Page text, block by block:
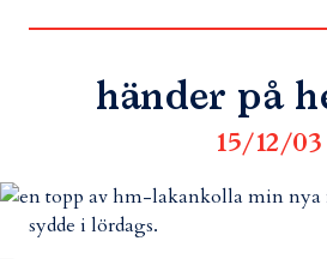
händer på
15/12/03
kolla min nya
sydde i lördags.